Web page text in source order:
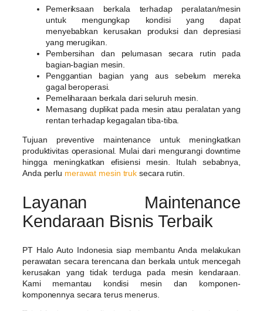
Pemeriksaan berkala terhadap peralatan/mesin
untuk mengungkap kondisi yang dapat
menyebabkan kerusakan produksi dan depresiasi
yang merugikan.
Pembersihan dan pelumasan secara rutin pada
bagian-bagian mesin.
Penggantian bagian yang aus sebelum mereka
gagal beroperasi.
Pemeliharaan berkala dari seluruh mesin.
Memasang duplikat pada mesin atau peralatan yang
rentan terhadap kegagalan tiba-tiba.
Tujuan preventive maintenance untuk meningkatkan
produktivitas operasional. Mulai dari mengurangi downtime
hingga meningkatkan efisiensi mesin. Itulah sebabnya,
Anda perlu merawat mesin truk secara rutin.
Layanan Maintenance
Kendaraan Bisnis Terbaik
PT Halo Auto Indonesia siap membantu Anda melakukan
perawatan secara terencana dan berkala untuk mencegah
kerusakan yang tidak terduga pada mesin kendaraan.
Kami memantau kondisi mesin dan komponen-
komponennya secara terus menerus.